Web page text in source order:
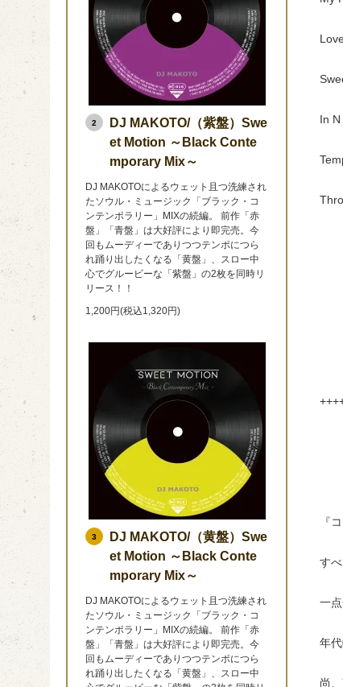
In
『
す
一
年
尚
2
DJ MAKOTO/（紫盤）Swe
et Motion ～Black Conte
mporary Mix～
DJ MAKOTOによるウェット且つ洗練され
たソウル・ミュージック「ブラック・コ
ンテンポラリー」MIXの続編。 前作「赤
盤」「青盤」は大好評により即完売。今
回もムーディーでありつつテンポにつら
れ踊り出したくなる「黄盤」、スロー中
心でグルービーな「紫盤」の2枚を同時リ
リース！！
1,200円(税込1,320円)
3
DJ MAKOTO/（黄盤）Swe
et Motion ～Black Conte
mporary Mix～
DJ MAKOTOによるウェット且つ洗練され
たソウル・ミュージック「ブラック・コ
ンテンポラリー」MIXの続編。 前作「赤
盤」「青盤」は大好評により即完売。今
回もムーディーでありつつテンポにつら
れ踊り出したくなる「黄盤」、スロー中